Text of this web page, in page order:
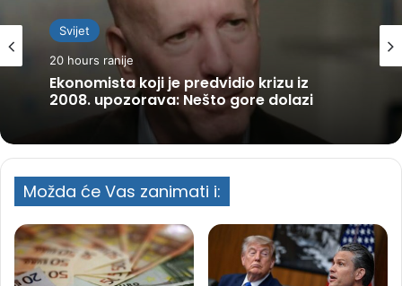
Svijet
20 hours ranije
Ekonomista koji je predvidio krizu iz
2008. upozorava: Nešto gore dolazi
Možda će Vas zanimati i: